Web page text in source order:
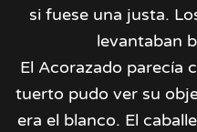
si fuese una justa.
levantaban
El Acorazado parecía
tuerto pudo ver su
era el blanco. El